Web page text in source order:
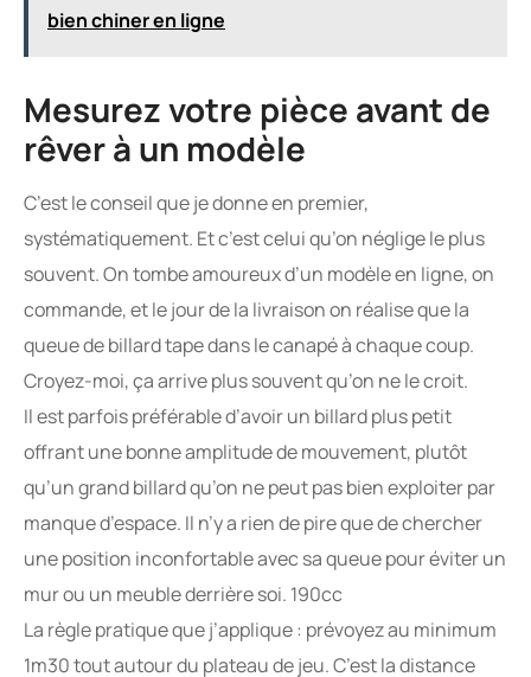
bien chiner en ligne
Mesurez votre pièce avant de
rêver à un modèle
C’est le conseil que je donne en premier,
systématiquement. Et c’est celui qu’on néglige le plus
souvent. On tombe amoureux d’un modèle en ligne, on
commande, et le jour de la livraison on réalise que la
queue de billard tape dans le canapé à chaque coup.
Croyez-moi, ça arrive plus souvent qu’on ne le croit.
Il est parfois préférable d’avoir un billard plus petit
offrant une bonne amplitude de mouvement, plutôt
qu’un grand billard qu’on ne peut pas bien exploiter par
manque d’espace. Il n’y a rien de pire que de chercher
une position inconfortable avec sa queue pour éviter un
mur ou un meuble derrière soi. 190cc
La règle pratique que j’applique : prévoyez au minimum
1m30 tout autour du plateau de jeu. C’est la distance